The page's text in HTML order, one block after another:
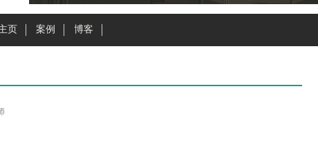
页 案例 博客